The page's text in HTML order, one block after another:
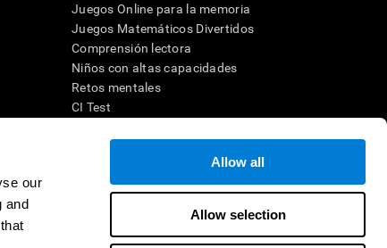
our
and
Allow all
Allow selection
Juegos Online para la memoria
Juegos Matemáticos Divertidos
Comprensión lectora
Niños con altas capacidades
Retos mentales
CI Test
una intervención terapéutica apropiada. En un entorno
debe ser dirigido a una posterior evaluación
TDAH, dislexia, demencia o enfermedad similar sólo
que esta herramienta sea o deba ser considerada como
la cognición. Si se utiliza para fines de investigación, todo
del investigador. Todas estas protecciones para el
46 del Código de Regulaciones Federales.